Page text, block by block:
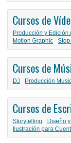
Cursos de
Producción y Edición
Motion Graphic
Cursos de
DJ Producción
Cursos de
Storytelling Diseño
Ilustración para